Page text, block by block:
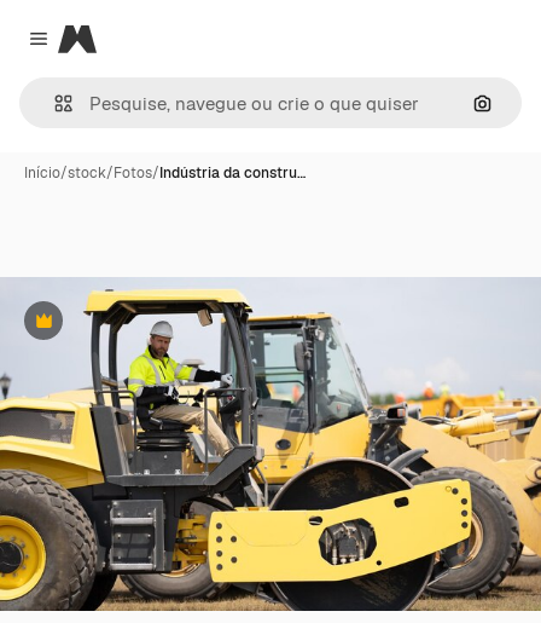
Close menu
Magnific
Início/stock/Fotos/Indústria da constru…
Premium